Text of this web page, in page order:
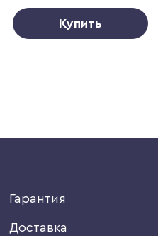
Купить
Гарантия
Доставка